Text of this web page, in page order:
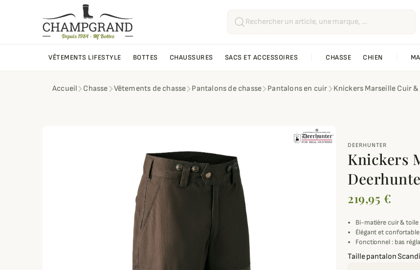
VÊTEMENTS LIFESTYLE BOTTES CHAUSSURES SACS ET ACCESSOIRES CHASSE CHIEN
Accueil Chasse Vêtements de chasse Pantalons de chasse Pantalons en cuir Knickers Marseille Cuir
DEERHUNTER
Knickers
219,95 €
Bi-matière cuir &
Élégant et confortable
Fonctionnel : bas
Taille pantalon